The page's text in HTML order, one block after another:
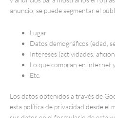
anuncio, se puede segmentar el
Lugar
Datos demográficos (edad,
Intereses (actividades,
Lo que compran en internet
Etc.
Los datos obtenidos a través de
esta política de privacidad desde el